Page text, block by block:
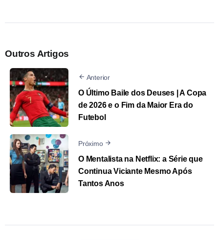
Outros Artigos
Anterior
O Último Baile dos Deuses | A Copa
de 2026 e o Fim da Maior Era do
Futebol
Próximo
O Mentalista na Netflix: a Série que
Continua Viciante Mesmo Após
Tantos Anos